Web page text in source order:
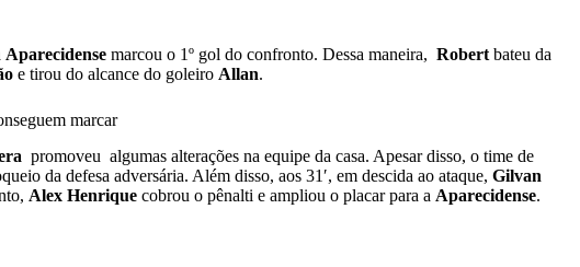
Aparecidense marcou o 1º gol do confronto. Dessa maneira, Robert bateu da
e tirou do alcance do goleiro Allan.
marcar
promoveu algumas alterações na equipe da casa. Apesar disso, o time de
da defesa adversária. Além disso, aos 31′, em descida ao ataque, Gilvan
Alex Henrique cobrou o pênalti e ampliou o placar para a Aparecidense.